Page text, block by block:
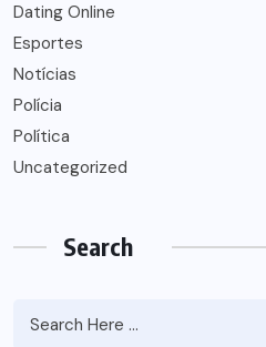
Dating Online
Esportes
Notícias
Polícia
Política
Uncategorized
Search